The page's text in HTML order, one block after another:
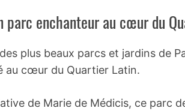
parc enchanteur au cœur du
plus beaux parcs et jardins de
au cœur du Quartier Latin.
de Marie de Médicis, ce parc